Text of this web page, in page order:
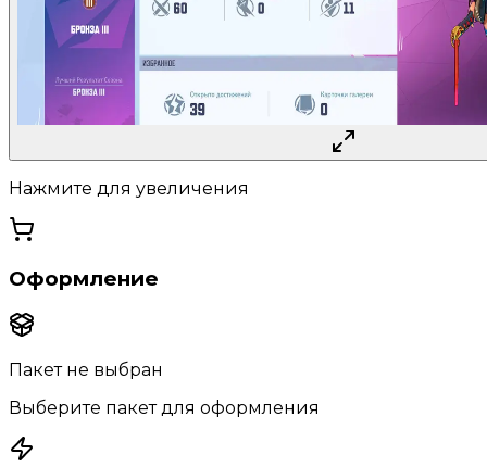
Нажмите для увеличения
Оформление
Пакет не выбран
Выберите пакет для оформления